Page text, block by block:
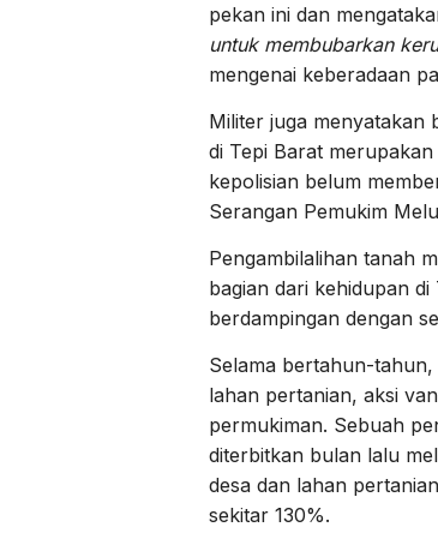
pekan ini dan
untuk membubarkan
mengenai keberadaan
Militer juga menyatakan
di Tepi Barat
kepolisian belum
Serangan Pemukim
Pengambilalihan tanah
bagian dari kehidupan
berdampingan dengan
Selama bertahun-
lahan pertanian, aksi
permukiman. Sebuah
diterbitkan bulan lalu
desa dan lahan
sekitar 130%.